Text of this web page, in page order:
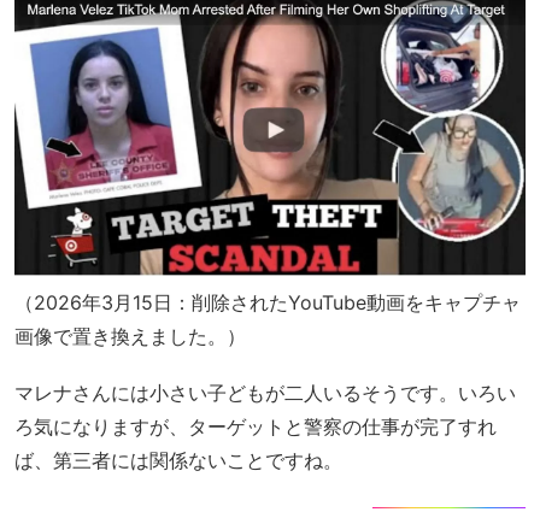
（2026年3月15日：削除されたYouTube動画をキャプチャ
画像で置き換えました。）
マレナさんには小さい子どもが二人いるそうです。いろい
ろ気になりますが、ターゲットと警察の仕事が完了すれ
ば、第三者には関係ないことですね。